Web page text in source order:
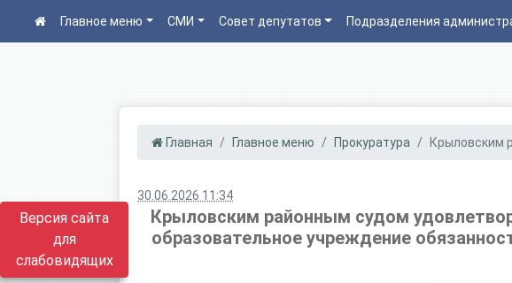
Версия сайта
для
слабовидящих
Главное меню СМИ Совет депутатов Подразделения
Главная Главное меню Прокуратура Крыловским
30.06.2026 11:34
Крыловским районным судом
образовательное учреждение